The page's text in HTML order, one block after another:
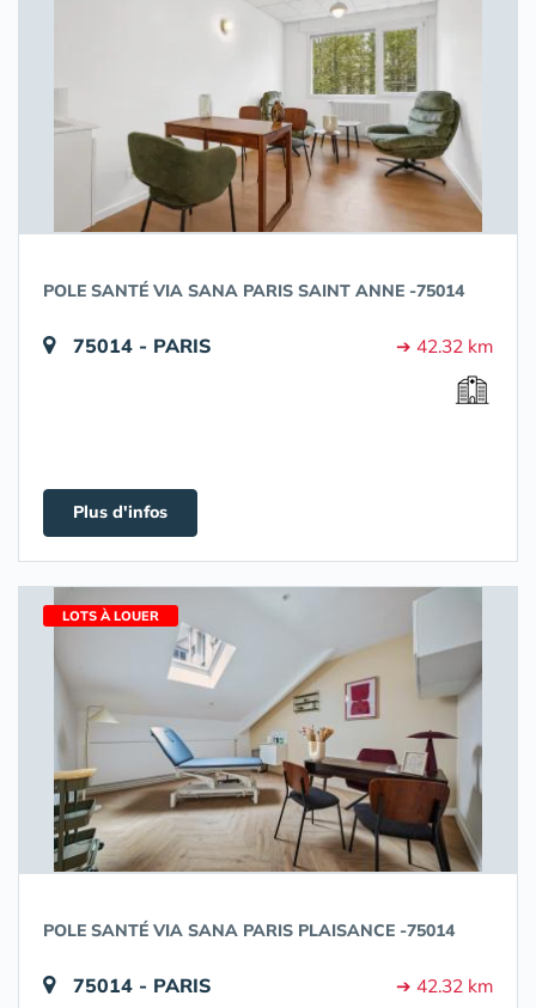
POLE SANTÉ VIA SANA PARIS SAINT ANNE -75014
75014 - PARIS ➔ 42.32 km
Plus d'infos
LOTS À LOUER
POLE SANTÉ VIA SANA PARIS PLAISANCE -75014
75014 - PARIS ➔ 42.32 km